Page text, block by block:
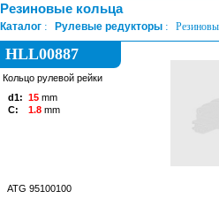
Резиновые кольца
Каталог Рулевые редукторы
HLL00887
Кольцо рулевой рейки
d1: 15 mm
C:
1.8 mm
ATG 95100100